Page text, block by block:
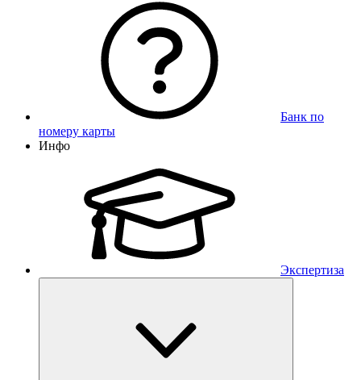
Банк по
номеру карты
Инфо
Экспертиза